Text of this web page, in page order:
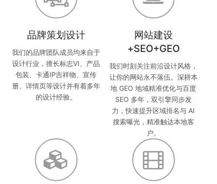
品牌策划设计
我们的品牌团队成员均来自于
设计行业，擅长标志VI、产品
包装、卡通IP吉祥物、宣传
册、详情页等设计并有着多年
的设计经验。
网站建设
+SEO+GEO
我们时刻关注前沿设计风格，
让你的网站永不落伍。深耕本
地 GEO 地域精准优化与百度
SEO 多年，双引擎同步发
力，快速提升区域排名与 AI
搜索曝光，精准触达本地客
户。